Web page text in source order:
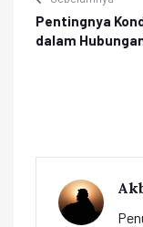
Pentingnya
dalam